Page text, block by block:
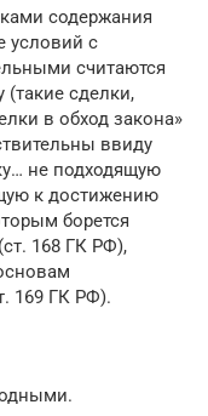
содержания
условий с
считаются
(такие сделки,
в обход закона»
ввиду
не подходящую
к достижению
борется
168 ГК РФ),
169 ГК РФ).